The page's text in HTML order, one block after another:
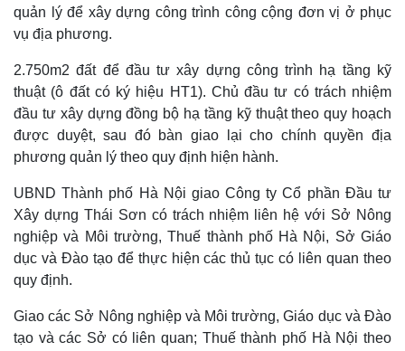
Thế giới
Quan sát
Cuộc sống đó đây
Multimedia
Video
Ảnh
E-Magazine
Infographic
quản lý để xây dựng công trình công cộng đơn vị ở phục
vụ địa phương.
2.750m2 đất để đầu tư xây dựng công trình hạ tầng kỹ
thuật (ô đất có ký hiệu HT1). Chủ đầu tư có trách nhiệm
đầu tư xây dựng đồng bộ hạ tầng kỹ thuật theo quy hoạch
được duyệt, sau đó bàn giao lại cho chính quyền địa
phương quản lý theo quy định hiện hành.
UBND Thành phố Hà Nội giao Công ty Cổ phần Đầu tư
Xây dựng Thái Sơn có trách nhiệm liên hệ với Sở Nông
nghiệp và Môi trường, Thuế thành phố Hà Nội, Sở Giáo
dục và Đào tạo để thực hiện các thủ tục có liên quan theo
quy định.
Giao các Sở Nông nghiệp và Môi trường, Giáo dục và Đào
tạo và các Sở có liên quan; Thuế thành phố Hà Nội theo